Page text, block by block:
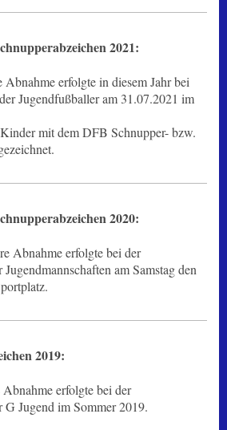
2021:
erfolgte in diesem Jahr bei
Jugendfußballer am 31.07.2021 im
mit dem DFB Schnupper- bzw.
2020:
Abnahme erfolgte bei der
am Samstag den
2019:
erfolgte bei der
G Jugend im Sommer 2019.